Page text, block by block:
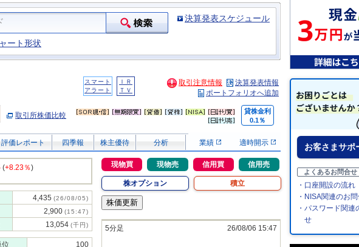
決算発表スケジュール
ート形状
スマート
アラート
ＩＲ
ＴＶ
取引注意情報
決算発表情報
ポートフォリオへ追加
取引所株価比較
貸株金利
0.1％
評価レポート 四季報 株主優待 分析 業績 適時開示
(+8.23％)
4,435 (26/08/05)
2,900 (15:47)
13,054 (千円)
位 100
現物買 現物売 信用買 信用売
株オプション 積立
5分足 26/08/06 15:47
お客さまサポ
よくあるお問合せ
・口座開設の流れ
・NISA関連のお
・パスワード関連
せ